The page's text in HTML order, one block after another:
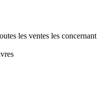
les ventes les concernant